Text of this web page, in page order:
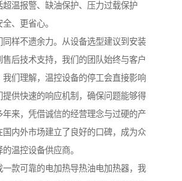
超温报警、缺油保护、压力过载保护
、更省心。
同样不遗余力。从设备选型建议到安装
售后技术支持，我们的团队始终与客户
我们理解，温控设备的停工会直接影响
提供快速的响应机制，确保问题能够得
年来，凭借诚信的经营理念与过硬的产
国内外市场建立了良好的口碑，成为众
温控设备供应商。
一款可靠的电加热导热油电加热器，我